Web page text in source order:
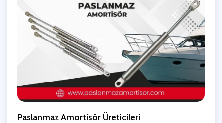
Paslanmaz Amortisör Üreticileri